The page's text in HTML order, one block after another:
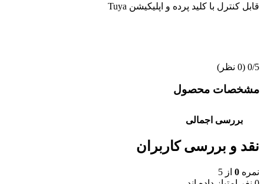
قابل کنترل با کلید پرده و اپلیکیشن Tuya
‫0/5 ‫(0 نظر)
مشخصات محصول
بررسی اجمالی
نقد و بررسی کاربران
نمره 0 از 5